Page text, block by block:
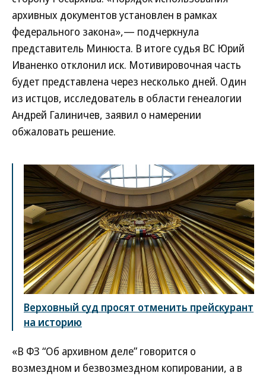
архивных документов установлен в рамках
федерального закона»,— подчеркнула
представитель Минюста. В итоге судья ВС Юрий
Иваненко отклонил иск. Мотивировочная часть
будет представлена через несколько дней. Один
из истцов, исследователь в области генеалогии
Андрей Галиничев, заявил о намерении
обжаловать решение.
Верховный суд просят отменить прейскурант
на историю
«В ФЗ “Об архивном деле” говорится о
возмездном и безвозмездном копировании, а в